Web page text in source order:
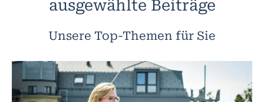
ausgewählte Beiträge
Unsere Top-Themen für Sie